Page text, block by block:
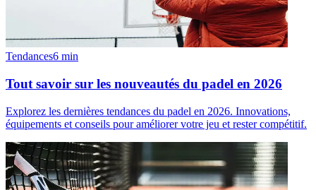
Tendances6 min
Tout savoir sur les nouveautés du padel en 2026
Explorez les dernières tendances du padel en 2026. Innovations,
équipements et conseils pour améliorer votre jeu et rester compétitif.